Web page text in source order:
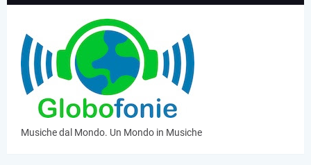
Musiche dal Mondo. Un Mondo in Musiche